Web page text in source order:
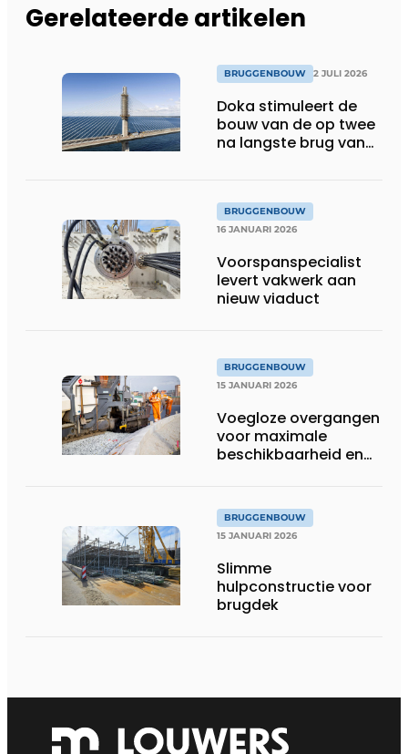
Gerelateerde artikelen
BRUGGENBOUW 2 JULI 2026
Doka stimuleert de
bouw van de op twee
na langste brug van
BRUGGENBOUW
16 JANUARI 2026
Voorspanspecialist
levert vakwerk aan
nieuw viaduct
BRUGGENBOUW
15 JANUARI 2026
Voegloze overgangen
voor maximale
beschikbaarheid en
BRUGGENBOUW
15 JANUARI 2026
Slimme
hulpconstructie voor
brugdek